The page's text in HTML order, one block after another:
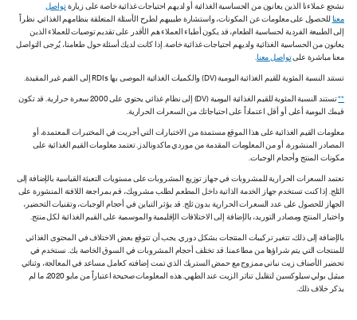
نشجع عملاءنا الذين يعانون من الحساسية الغذائية أو لديهم احتياجات غذائية خاصة على زيارةتواصل
معنا للحصول على معلومات عن المكونات، واستشارة طبيبهم لطرح الأسئلة المتعلقة بنظامهم الغذائي. نظراً
إلى الطبيعة الفردية لحساسية الطعام، قد يكون أطباء العملاء هم الأقدر على تقديم توصيات للعملاء الذين
يعانون من الحساسية الغذائية ولديهم احتياجات غذائية خاصة. إذا كانت لديك أسئلة حول طعامنا، يُرجى التواصل
معنا مباشرة علىتواصل معنا.
تستند النسبة المئوية للقيم الغذائية اليومية (DV) والكميات الغذائية الموصى بها RDIs إلى القيم غير المقيدة.
**
تستند النسبة المئوية للقيم الغذائية اليومية (DV) إلى نظام غذائي يحتوي على 2000 سعرة حرارية. قد تكون
قيمك اليومية أعلى أو أقل اعتماداً على احتياجاتك من السعرات الحرارية.
معلومات القيم الغذائية على هذا الموقع مستمدة من الاختبارات التي أجريت في المختبرات المعتمدة، أو
المصادر المنشورة، أو من المعلومات المقدمة من موردي ماكدونالدز. تعتمد معلومات القيم الغذائية على
مكونات المنتج وأحجام الوجبات.
تعتمد السعرات الحرارية للمشروبات في جهاز توزيع المشروبات على مستويات التعبئة القياسية بالإضافة إلى
الثلج. إذا كنت تستخدم جهاز الخدمة الذاتية داخل المطعم لطلب مشروبك، قم بمراجعة اللافتة المنشورة على
الجهاز للحصول على عدد السعرات الحرارية بدون ثلج. قد يؤثر التباين في أحجام الوجبات، وتقنيات التحضير،
واختبار المنتج ومصادر التوريد، بالإضافة إلى الاختلافات الإقليمية والموسمية على القيم الغذائية لكل منتج.
بالإضافة إلى ذلك، تتغير تركيبات المنتجات بشكل دوري. يجب أن تتوقع بعض الاختلاف في المحتوى الغذائي
للمنتجات التي يتم شراؤها من مطاعمنا. قد تختلف أحجام المشروبات في السوق الخاصة بك. نستخدم في
تحضير الأصناف زيت نباتي ممزوج مع حمض الستريك الذي تمت إضافته كعامل مساعد في المعالجة، وثنائي
ميثيل بولي سيلوكسين لتقليل تناثر الزيت عند الطهي. هذه المعلومات صحيحة اعتباراً من مايو 2020، ما لم
يذكر خلاف ذلك.